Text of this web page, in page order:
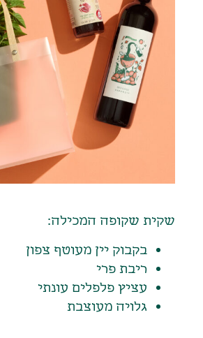
שקית שקופה המכילה:
בקבוק יין מעוטף צפון
ריבת פרי
עציץ פלפלים עונתי
גלויה מעוצבת